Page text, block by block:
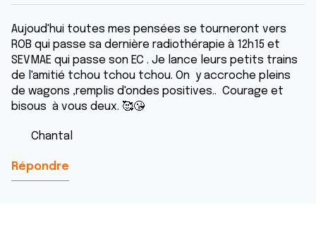
Aujoud'hui toutes mes pensées se tourneront vers
ROB qui passe sa dernière radiothérapie à 12h15 et
SEVMAE qui passe son EC . Je lance leurs petits trains
de l'amitié tchou tchou tchou. On y accroche pleins
de wagons ,remplis d'ondes positives.. Courage et
bisous à vous deux. 🥰😘
Chantal
Répondre